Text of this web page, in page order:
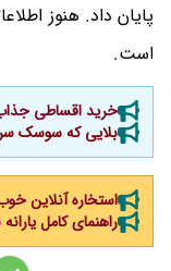
پایان داد. هنوز
است.
خرید اقساطی
بلایی که سوسک
استخاره آنلاین
راهنمای کامل یارانه نقدی ۱۴۰۵؛ مبلغ، زمان